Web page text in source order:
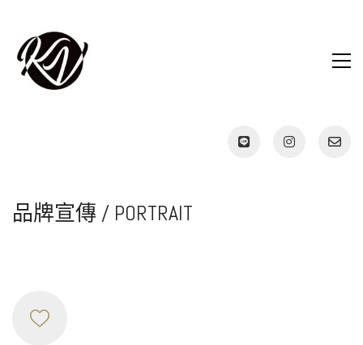
品牌宣傳 / PORTRAIT